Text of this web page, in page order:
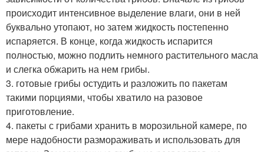
происходит интенсивное выделение влаги, они в ней
буквально утопают, но затем жидкость постепенно
испаряется. В конце, когда жидкость испарится
полностью, можно подлить немного растительного масла
и слегка обжарить на нем грибы.
3. готовые грибы остудить и разложить по пакетам
такими порциями, чтобы хватило на разовое
приготовление.
4. пакеты с грибами хранить в морозильной камере, по
мере надобности размораживать и использовать для